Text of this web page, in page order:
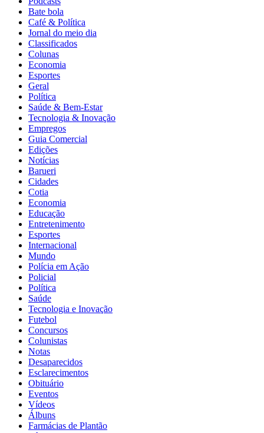
Bate bola
Café & Política
Jornal do meio dia
Classificados
Colunas
Economia
Esportes
Geral
Política
Saúde & Bem-Estar
Tecnologia & Inovação
Empregos
Guia Comercial
Edições
Notícias
Barueri
Cidades
Cotia
Economia
Educação
Entretenimento
Esportes
Internacional
Mundo
Polícia em Ação
Policial
Política
Saúde
Tecnologia e Inovação
Futebol
Concursos
Colunistas
Notas
Desaparecidos
Esclarecimentos
Obituário
Eventos
Vídeos
Álbuns
Farmácias de Plantão